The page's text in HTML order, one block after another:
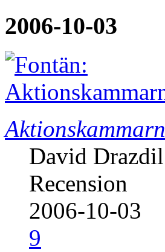
2006-10-03
Aktionskammarn
David Drazdil
Recension
2006-10-03
9